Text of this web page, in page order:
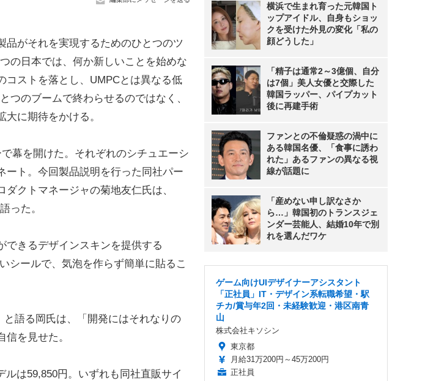
品がそれを実現するためのひとつのツ
の日本では、何か新しいことを始めな
コストを落とし、UMPCとは異なる低
つのブームで終わらせるのではなく、
に期待をかける。
幕を開けた。それぞれのシチュエーシ
ート。今回製品説明を行った同社パー
クトマネージャの菊地友仁氏は、
った。
きるデザインスキンを提供する
シールで、気泡を作らず簡単に貼るこ
語る岡氏は、「開発にはそれなりの
を見せた。
は59,850円。いずれも同社直販サイ
横浜で生まれ育った元韓国ト
ップアイドル、自身もショッ
クを受けた外見の変化「私の
顔どうした」
「精子は通常2～3億個、自分
は7個」美人女優と交際した
韓国ラッパー、パイプカット
後に再建手術
ファンとの不倫疑惑の渦中に
ある韓国名優、「食事に誘わ
れた」あるファンの異なる視
線が話題に
「産めない申し訳なさか
ら…」韓国初のトランスジェ
ンダー芸能人、結婚10年で別
れを選んだワケ
ゲーム向けUIデザイナーアシスタント
「正社員」IT・デザイン系転職希望・駅
チカ/賞与年2回・未経験歓迎・港区南青
山
株式会社キソシン
東京都
月給31万200円～45万200円
正社員